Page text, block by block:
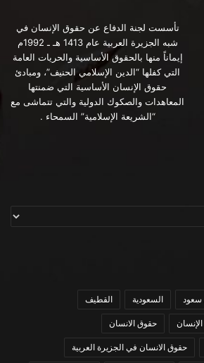
تأسست لجنة الدفاع عن حقوق الإنسان في
شبه الجزيرة العربية عام 1413 هـ ـ 1992م
إيماناً منها بالحقوق الأساسية والحريات العامة
التي كفلها “الدين الإسلامي الحنيف”، ومبادئ
حقوق الإنسان الأساسية التي ضمنتها
المعاهدات والصكوك الدولية والتي تتماشى مع
“الشريعة الإسلامية” السمحاء .
سعود السعودية القطيف
حقوق الانسان
حقوق الانسان في الجزيرة العربية